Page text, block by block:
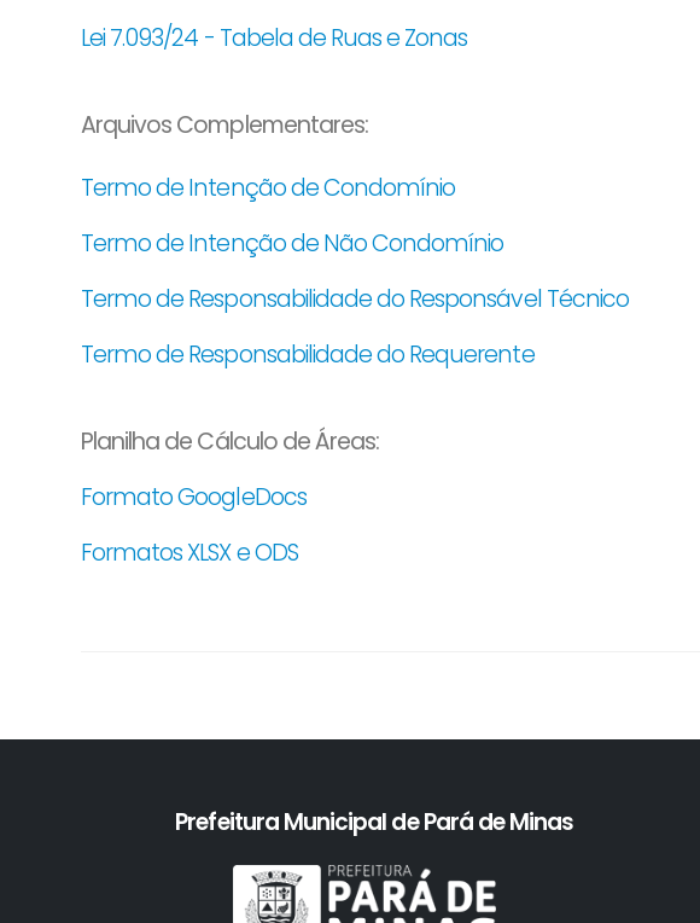
Lei 7.093/24 - Tabela de Ruas e Zonas
Arquivos Complementares:
Termo de Intenção de Condomínio
Termo de Intenção de Não Condomínio
Termo de Responsabilidade do Responsável Técnico
Termo de Responsabilidade do Requerente
Planilha de Cálculo de Áreas:
Formato GoogleDocs
Formatos XLSX e ODS
Prefeitura Municipal de Pará de Minas